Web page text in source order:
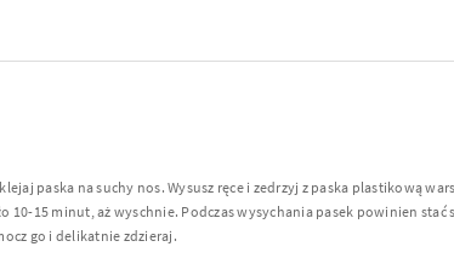
paska na suchy nos. Wysusz ręce i zedrzyj z paska plastikową
10-15 minut, aż wyschnie. Podczas wysychania pasek powinien
go i delikatnie zdzieraj.